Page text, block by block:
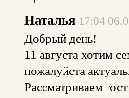
Наталья 17:04
Добрый день!
11 августа хотим
пожалуйста
Рассматриваем